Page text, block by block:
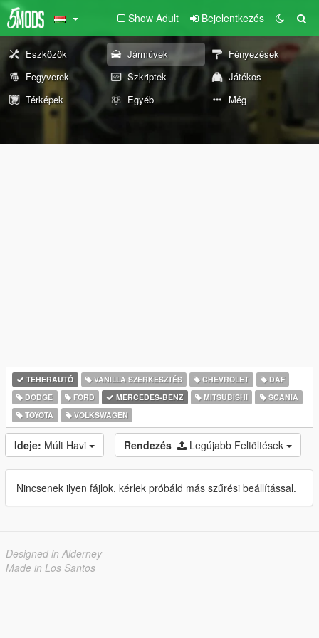
Show Adult Bejelentkezés
Eszközök Járművek
Fényezések
Fegyverek
Szkriptek
Játékos
Térképek
Egyéb Még
TEHERAUTÓ VANILLA SZERKESZTÉS CHEVROLET
DAF
DODGE
FORD MERCEDES-BENZ MITSUBISHI
SCANIA
TOYOTA
VOLKSWAGEN
Ideje: Múlt Havi Rendezés Legújabb Feltöltések
Nincsenek ilyen fájlok, kérlek próbáld más szűrési beállítással.
Designed in Alderney
Made in Los Santos